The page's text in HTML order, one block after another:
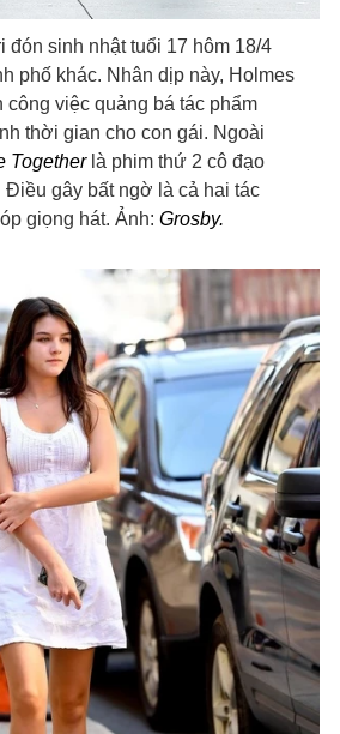
đón sinh nhật tuổi 17 hôm 18/4
phố khác. Nhân dịp này, Holmes
công việc quảng bá tác phẩm
thời gian cho con gái. Ngoài
Together là phim thứ 2 cô đạo
Điều gây bất ngờ là cả hai tác
giọng hát. Ảnh:Grosby.